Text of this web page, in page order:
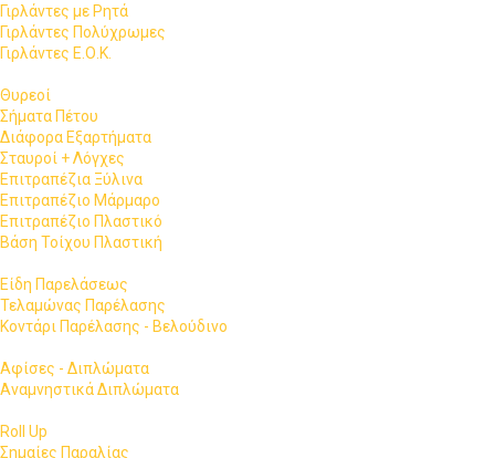
Γιρλάντες με Ρητά
Γιρλάντες Πολύχρωμες
Γιρλάντες Ε.Ο.Κ.
Θυρεοί
Σήματα Πέτου
Διάφορα Εξαρτήματα
Σταυροί + Λόγχες
Επιτραπέζια Ξύλινα
Επιτραπέζιο Μάρμαρο
Επιτραπέζιο Πλαστικό
Βάση Τοίχου Πλαστική
Είδη Παρελάσεως
Τελαμώνας Παρέλασης
Κοντάρι Παρέλασης - Βελούδινο
Αφίσες - Διπλώματα
Αναμνηστικά Διπλώματα
Roll Up
Σημαίες Παραλίας